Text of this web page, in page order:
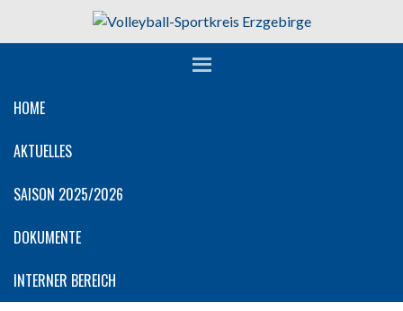
HOME
AKTUELLES
SAISON 2025/2026
DOKUMENTE
INTERNER BEREICH